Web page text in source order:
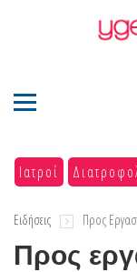
Ιατροί
Ειδήσεις Προς
Προς